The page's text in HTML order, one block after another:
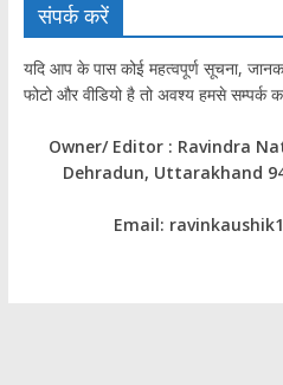
संपर्क करें
यदि आप के पास कोई महत्वपूर्ण सूचना,
फोटो और वीडियो है तो अवश्य हमसे सम्पर्क
Owner/ Editor : Ravindra
Dehradun, Uttarakhand
Email: